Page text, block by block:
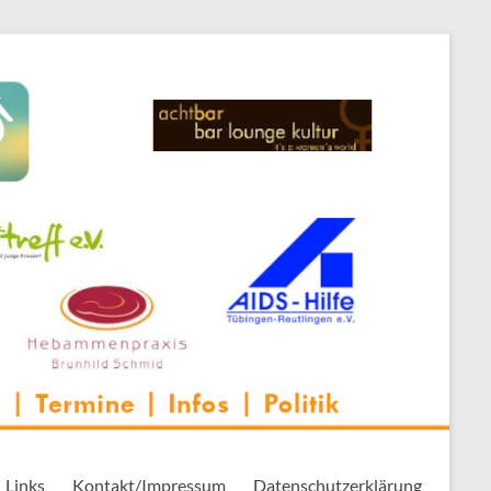
Links Kontakt/Impressum Datenschutzerklärung